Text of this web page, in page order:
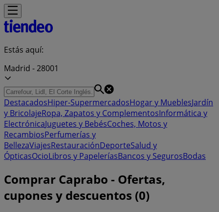
Estás aquí:
Madrid - 28001
DestacadosHiper-SupermercadosHogar y MueblesJardín
y BricolajeRopa, Zapatos y ComplementosInformática y
ElectrónicaJuguetes y BebésCoches, Motos y
RecambiosPerfumerías y
BellezaViajesRestauraciónDeporteSalud y
ÓpticasOcioLibros y PapeleríasBancos y SegurosBodas
Comprar Caprabo - Ofertas,
cupones y descuentos (0)